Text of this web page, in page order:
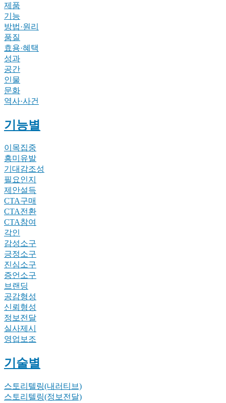
제품
기능
방법·원리
품질
효용·혜택
성과
공간
인물
문화
역사·사건
기능별
이목집중
흥미유발
기대감조성
필요인지
제안설득
CTA구매
CTA전환
CTA참여
각인
감성소구
긍정소구
진심소구
증언소구
브랜딩
공감형성
신뢰형성
정보전달
실사제시
영업보조
기술별
스토리텔링(내러티브)
스토리텔링(정보전달)